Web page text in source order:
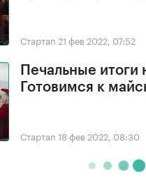
Стартап 21 фев 2022, 07:52
Печальные
Готовимся к
Стартап 18 фев 2022, 08:30